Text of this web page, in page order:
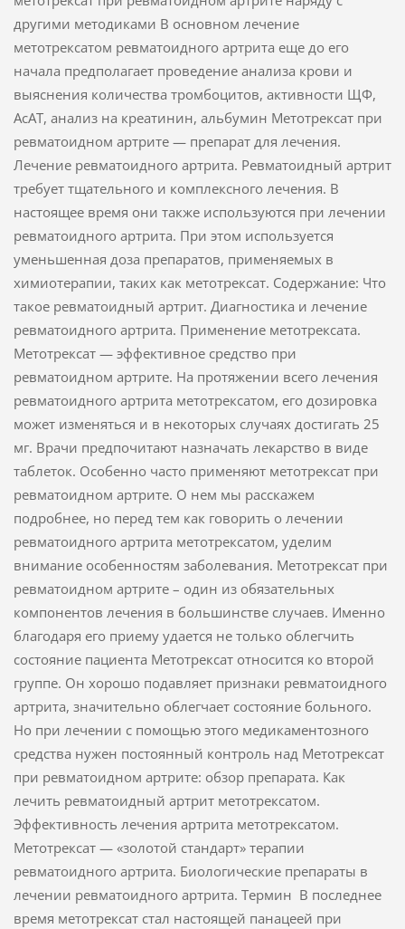
другими методиками В основном лечение
метотрексатом ревматоидного артрита еще до его
начала предполагает проведение анализа крови и
выяснения количества тромбоцитов, активности ЩФ,
АсАТ, анализ на креатинин, альбумин Mетотрексат при
ревматоидном артрите — препарат для лечения.
Лечение ревматоидного артрита. Ревматоидный артрит
требует тщательного и комплексного лечения. В
настоящее время они также используются при лечении
ревматоидного артрита. При этом используется
уменьшенная доза препаратов, применяемых в
химиотерапии, таких как метотрексат. Содержание: Что
такое ревматоидный артрит. Диагностика и лечение
ревматоидного артрита. Применение метотрексата.
Метотрексат — эффективное средство при
ревматоидном артрите. На протяжении всего лечения
ревматоидного артрита метотрексатом, его дозировка
может изменяться и в некоторых случаях достигать 25
мг. Врачи предпочитают назначать лекарство в виде
таблеток. Особенно часто применяют метотрексат при
ревматоидном артрите. О нем мы расскажем
подробнее, но перед тем как говорить о лечении
ревматоидного артрита метотрексатом, уделим
внимание особенностям заболевания. Метотрексат при
ревматоидном артрите – один из обязательных
компонентов лечения в большинстве случаев. Именно
благодаря его приему удается не только облегчить
состояние пациента Метотрексат относится ко второй
группе. Он хорошо подавляет признаки ревматоидного
артрита, значительно облегчает состояние больного.
Но при лечении с помощью этого медикаментозного
средства нужен постоянный контроль над Метотрексат
при ревматоидном артрите: обзор препарата. Как
лечить ревматоидный артрит метотрексатом.
Эффективность лечения артрита метотрексатом.
Метотрексат — «золотой стандарт» терапии
ревматоидного артрита. Биологические препараты в
лечении ревматоидного артрита. Термин В последнее
время метотрексат стал настоящей панацеей при